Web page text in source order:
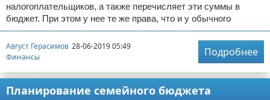
налогоплательщиков, а также перечисляет эти суммы в
бюджет. При этом у нее те же права, что и у обычного
Август Герасимов 28-06-2019 05:49
Финансы
Подробнее
Планирование семейного бюджета